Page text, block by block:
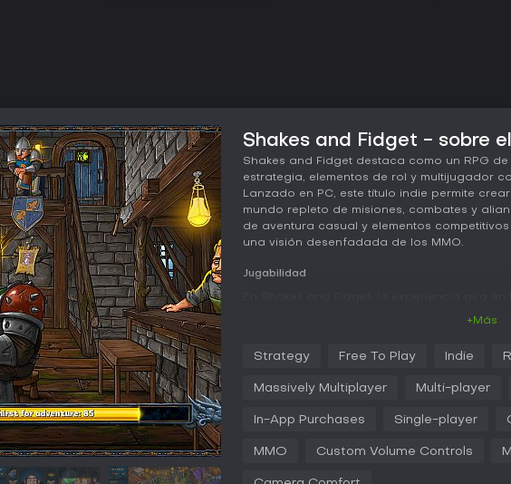
Shakes and Fidget - sobre
Shakes and Fidget destaca como un RPG
estrategia, elementos de rol y multijugador
Lanzado en PC, este título indie permite
mundo repleto de misiones, combates y
de aventura casual y elementos
una visión desenfadada de los MMO.
Jugabilidad
turnos, otras invocan aliados no muertos o
como usar armas dobles para ataques
aventuras contra monstruos y jugadores
+Más
Strategy Free To Play Indie
Massively Multiplayer Multi-player
In-App Purchases Single-player
MMO Custom Volume Controls